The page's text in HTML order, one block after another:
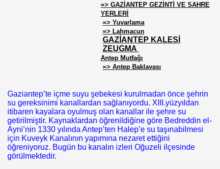
=> GAZİANTEP GEZİNTİ VE SAHRE
YERLERİ
=> Yuvarlama
=> Lahmacun
GAZİANTEP KALESİ
ZEUGMA
Antep Mutfağı
=> Antep Baklavası
Gaziantep’te içme suyu şebekesi kurulmadan önce şehrin
su gereksinimi kanallardan sağlanıyordu. XIII.yüzyıldan
itibaren kayalara oyulmuş olan kanallar ile şehre su
getirilmiştir. Kaynaklardan öğrenildiğine göre Bedreddin el-
Ayni’nin 1330 yılında Antep’ten Halep’e su taşınabilmesi
için Kuveyk Kanalının yapımına nezaret ettiğini
öğreniyoruz. Bugün bu kanalın izleri Oğuzeli ilçesinde
görülmektedir.